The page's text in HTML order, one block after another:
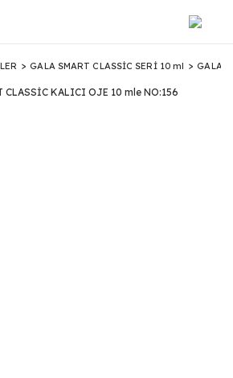
GALA SMART CLASSİC SERİ 10 ml GALA